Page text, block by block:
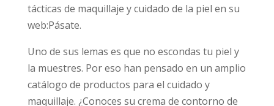
tácticas de maquillaje y cuidado de la piel en su
web:Pásate.
Uno de sus lemas es que no escondas tu piel y
la muestres. Por eso han pensado en un amplio
catálogo de productos para el cuidado y
maquillaje. ¿Conoces su crema de contorno de